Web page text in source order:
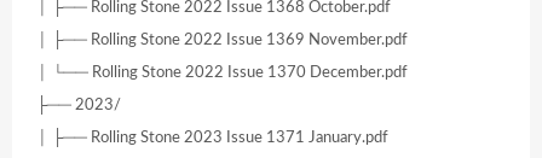
│ ├── Rolling Stone 2022 Issue 1368 October.pdf
│ ├── Rolling Stone 2022 Issue 1369 November.pdf
│ └── Rolling Stone 2022 Issue 1370 December.pdf
├── 2023/
│ ├── Rolling Stone 2023 Issue 1371 January.pdf